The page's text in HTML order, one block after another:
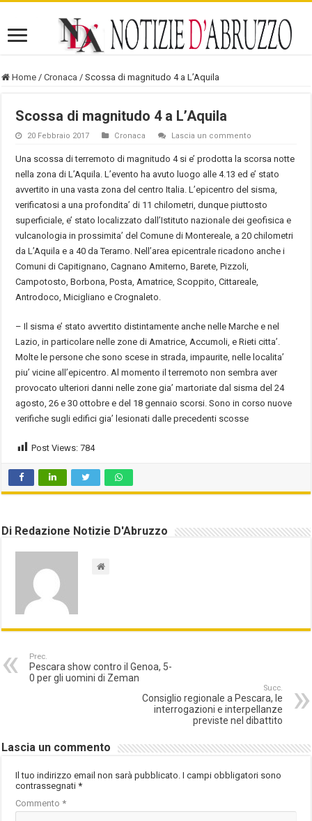
Home / Cronaca / Scossa di magnitudo 4 a L’Aquila
Scossa di magnitudo 4 a L’Aquila
20 Febbraio 2017 Cronaca Lascia un commento
Una scossa di terremoto di magnitudo 4 si e’ prodotta la scorsa notte
nella zona di L’Aquila. L’evento ha avuto luogo alle 4.13 ed e’ stato
avvertito in una vasta zona del centro Italia. L’epicentro del sisma,
verificatosi a una profondita’ di 11 chilometri, dunque piuttosto
superficiale, e’ stato localizzato dall’Istituto nazionale dei geofisica e
vulcanologia in prossimita’ del Comune di Montereale, a 20 chilometri
da L’Aquila e a 40 da Teramo. Nell’area epicentrale ricadono anche i
Comuni di Capitignano, Cagnano Amiterno, Barete, Pizzoli,
Campotosto, Borbona, Posta, Amatrice, Scoppito, Cittareale,
Antrodoco, Micigliano e Crognaleto.
– Il sisma e’ stato avvertito distintamente anche nelle Marche e nel
Lazio, in particolare nelle zone di Amatrice, Accumoli, e Rieti citta’.
Molte le persone che sono scese in strada, impaurite, nelle localita’
piu’ vicine all’epicentro. Al momento il terremoto non sembra aver
provocato ulteriori danni nelle zone gia’ martoriate dal sisma del 24
agosto, 26 e 30 ottobre e del 18 gennaio scorsi. Sono in corso nuove
verifiche sugli edifici gia’ lesionati dalle precedenti scosse
Post Views: 784
Di Redazione Notizie D'Abruzzo
Prec.
Pescara show contro il Genoa, 5-
0 per gli uomini di Zeman
Succ.
Consiglio regionale a Pescara, le
interrogazioni e interpellanze
previste nel dibattito
Lascia un commento
Il tuo indirizzo email non sarà pubblicato. I campi obbligatori sono
contrassegnati*
Commento*